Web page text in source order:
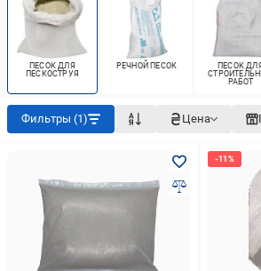
ПЕСОК ДЛЯ
ПЕСКОСТРУЯ
РЕЧНОЙ ПЕСОК
ПЕСОК ДЛЯ
РАБОТ
Фильтры (1) Цена